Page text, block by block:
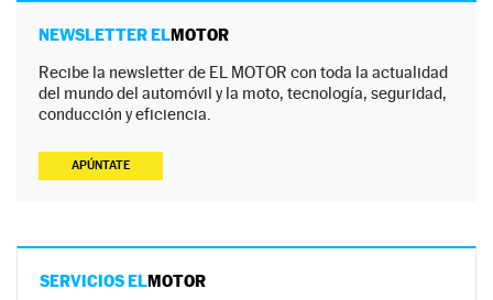
NEWSLETTER ELMOTOR
Recibe la newsletter de EL MOTOR con toda la actualidad
del mundo del automóvil y la moto, tecnología, seguridad,
conducción y eficiencia.
APÚNTATE
SERVICIOS ELMOTOR